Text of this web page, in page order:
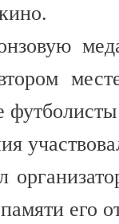
его